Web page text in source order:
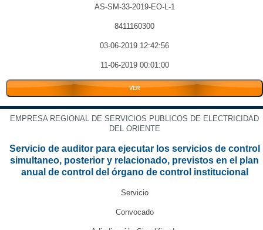
AS-SM-33-2019-EO-L-1
8411160300
03-06-2019 12:42:56
11-06-2019 00:01:00
VER
EMPRESA REGIONAL DE SERVICIOS PUBLICOS DE ELECTRICIDAD
DEL ORIENTE
Servicio de auditor para ejecutar los servicios de control
simultaneo, posterior y relacionado, previstos en el plan
anual de control del órgano de control institucional
Servicio
Convocado